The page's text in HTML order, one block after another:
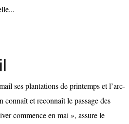
ses plantations de printemps et l’arc-
connaît et reconnaît le passage des
commence en mai », assure le